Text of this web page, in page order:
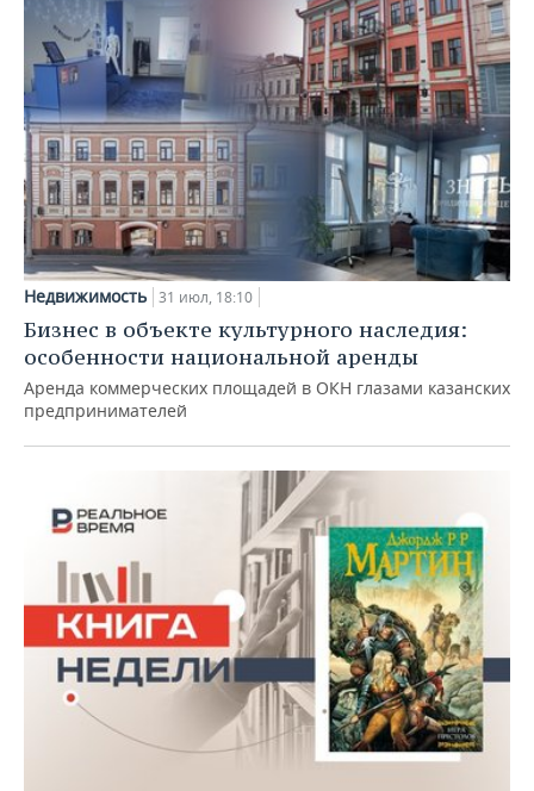
Недвижимость 31 июл, 18:10
Бизнес в объекте культурного наследия:
особенности национальной аренды
Аренда коммерческих площадей в ОКН глазами казанских
предпринимателей